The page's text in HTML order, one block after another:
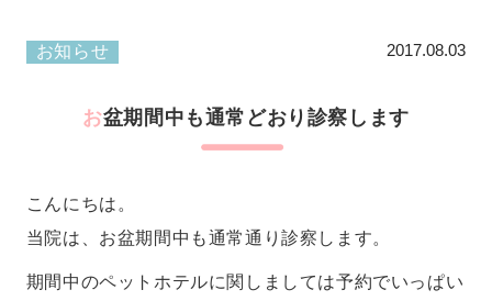
お知らせ 2017.08.03
お盆期間中も通常どおり診察します
こんにちは。
当院は、お盆期間中も通常通り診察します。
期間中のペットホテルに関しましては予約でいっぱい